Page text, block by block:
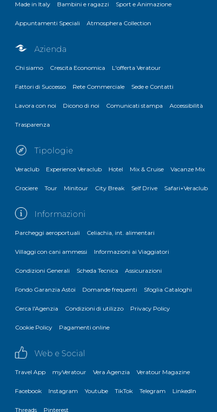
Made in Italy Bambini e ragazzi Sport e Animazione
Appuntamenti Speciali Atmosphera Collection
Azienda
Chi siamo Crescita Economica L'offerta Veratour
Fattori di Successo Rete Commerciale Sede e Contatti
Lavora con noi Dicono di noi Comunicati stampa Accessibilità
Trasparenza
Tipologie
Veraclub Experience Veraclub Hotel Mix & Cruise Vacanze Mix
Crociere Tour Minitour City Break Self Drive Safari+Veraclub
Informazioni
Parcheggi aeroportuali Celiachia, int. alimentari
Villaggi con cani ammessi Informazioni ai Viaggiatori
Condizioni Generali Scheda Tecnica Assicurazioni
Fondo Garanzia Astoi Domande frequenti Sfoglia Cataloghi
Cerca l'Agenzia Condizioni di utilizzo Privacy Policy
Cookie Policy Pagamenti online
Web e Social
Travel App myVeratour Vera Agenzia Veratour Magazine
Facebook Instagram Youtube TikTok Telegram LinkedIn
Threads Pinterest